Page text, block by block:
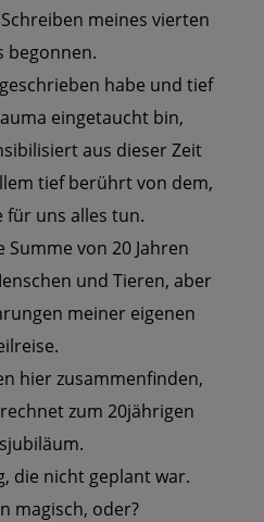
meines vierten
begonnen.
habe und tief
eingetaucht bin,
aus dieser Zeit
tief berührt von dem,
für uns alles tun.
Summe von 20 Jahren
und Tieren, aber
meiner eigenen
hier zusammenfinden,
zum 20jährigen
die nicht geplant war.
magisch, oder?